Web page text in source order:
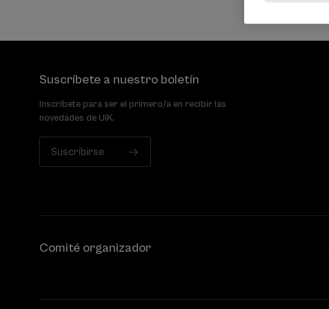
Suscríbete a nuestro boletín
Inscríbete para ser el primero/a en recibir las
novedades de UIK.
Suscribirse
Comité organizador